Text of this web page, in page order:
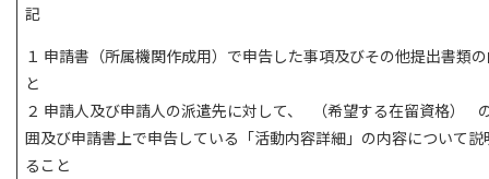
記
１ 申請書（所属機関作成用）で申告した事項及びその他提出書類
と
２ 申請人及び申請人の派遣先に対して、 （希望する在留資格）
囲及び申請書上で申告している「活動内容詳細」の内容について
ること